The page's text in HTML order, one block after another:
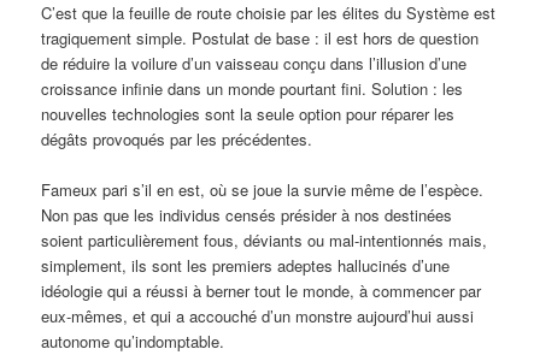
C’est que la feuille de route choisie par les élites du Système est
tragiquement simple. Postulat de base : il est hors de question
de réduire la voilure d’un vaisseau conçu dans l’illusion d’une
croissance infinie dans un monde pourtant fini. Solution : les
nouvelles technologies sont la seule option pour réparer les
dégâts provoqués par les précédentes.
Fameux pari s’il en est, où se joue la survie même de l’espèce.
Non pas que les individus censés présider à nos destinées
soient particulièrement fous, déviants ou mal-intentionnés mais,
simplement, ils sont les premiers adeptes hallucinés d’une
idéologie qui a réussi à berner tout le monde, à commencer par
eux-mêmes, et qui a accouché d’un monstre aujourd’hui aussi
autonome qu’indomptable.